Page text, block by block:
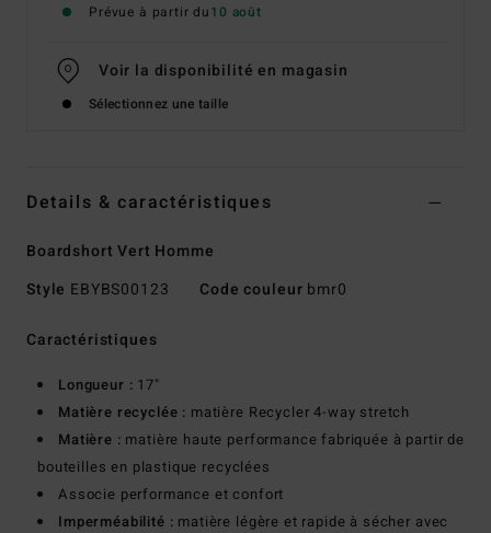
Prévue à partir du10 août
Voir la disponibilité en magasin
Sélectionnez une taille
Details & caractéristiques
Boardshort Vert Homme
Style EBYBS00123 Code couleur bmr0
Caractéristiques
Longueur : 17"
Matière recyclée : matière Recycler 4-way stretch
Matière : matière haute performance fabriquée à partir de
bouteilles en plastique recyclées
Associe performance et confort
Imperméabilité : matière légère et rapide à sécher avec